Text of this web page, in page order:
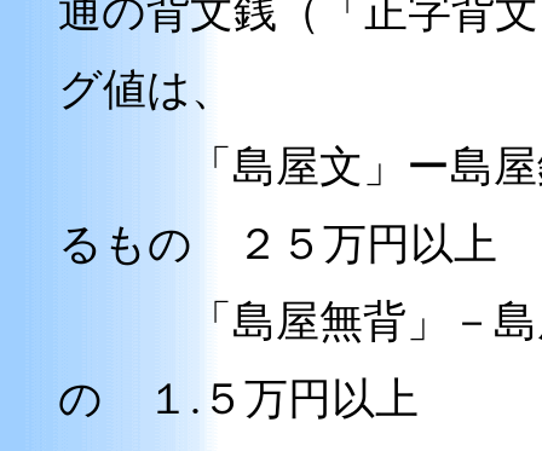
通の背文銭（「正字背
グ値は、
「島屋文」ー島屋銭
るもの ２５万円以上
「島屋無背」－島
の １.５万円以上